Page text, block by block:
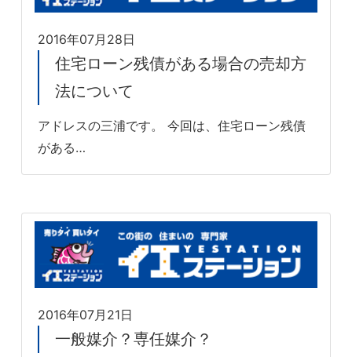
2016年07月28日
住宅ローン残債がある場合の売却方
法について
アドレスの三浦です。 今回は、住宅ローン残債
がある…
2016年07月21日
一般媒介？専任媒介？